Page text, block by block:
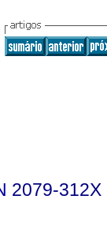
2079-312X